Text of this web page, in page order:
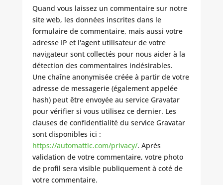
Quand vous laissez un commentaire sur notre
site web, les données inscrites dans le
formulaire de commentaire, mais aussi votre
adresse IP et l'agent utilisateur de votre
navigateur sont collectés pour nous aider à la
détection des commentaires indésirables.
Une chaîne anonymisée créée à partir de votre
adresse de messagerie (également appelée
hash) peut être envoyée au service Gravatar
pour vérifier si vous utilisez ce dernier. Les
clauses de confidentialité du service Gravatar
sont disponibles ici :
https://automattic.com/privacy/. Après
validation de votre commentaire, votre photo
de profil sera visible publiquement à coté de
votre commentaire.